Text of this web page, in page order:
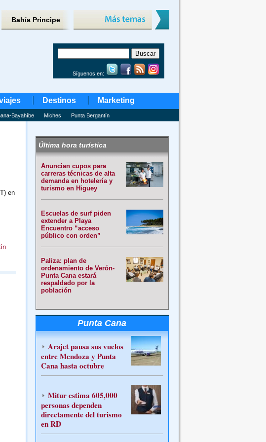
Bahía Principe
Síguenos en:
Destinos Marketing
Bayahíbe Miches Punta Bergantín
en
Última hora turística
Anuncian cupos para
carreras técnicas de alta
demanda en hotelería y
turismo en Higuey
Escuelas de surf piden
extender a Playa
Encuentro “acceso
público con orden”
Paliza: plan de
ordenamiento de Verón-
Punta Cana estará
respaldado por la
población
Punta Cana
Arajet pausa sus vuelos
entre Mendoza y Punta
Cana hasta octubre
Mitur estima 605,000
personas dependen
directamente del turismo
en RD